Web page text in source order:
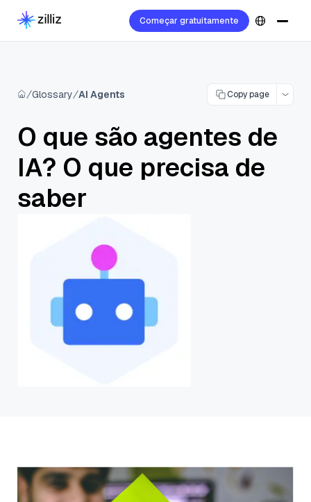
Começar gratuitamente
Glossary AI Agents Copy page
O que são agentes de
IA? O que precisa de
saber